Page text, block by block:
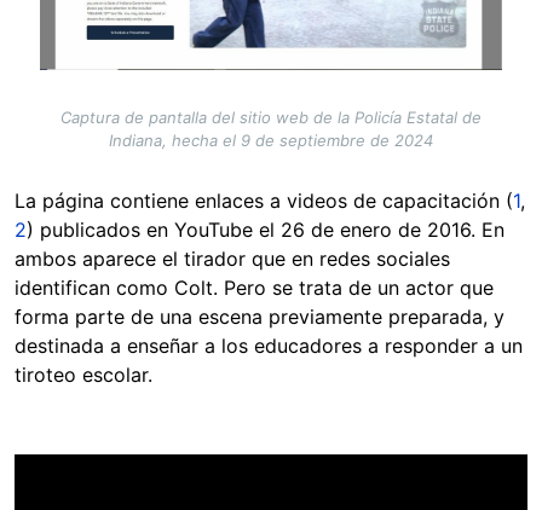
Captura de pantalla del sitio web de la Policía Estatal de
Indiana, hecha el 9 de septiembre de 2024
La página contiene enlaces a videos de capacitación (1,
2) publicados en YouTube el 26 de enero de 2016. En
ambos aparece el tirador que en redes sociales
identifican como Colt. Pero se trata de un actor que
forma parte de una escena previamente preparada, y
destinada a enseñar a los educadores a responder a un
tiroteo escolar.